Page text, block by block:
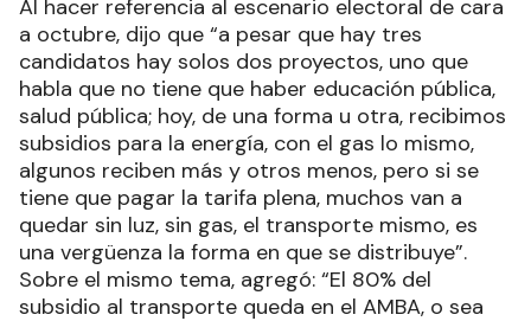
Al hacer referencia al escenario electoral de cara
a octubre, dijo que “a pesar que hay tres
candidatos hay solos dos proyectos, uno que
habla que no tiene que haber educación pública,
salud pública; hoy, de una forma u otra, recibimos
subsidios para la energía, con el gas lo mismo,
algunos reciben más y otros menos, pero si se
tiene que pagar la tarifa plena, muchos van a
quedar sin luz, sin gas, el transporte mismo, es
una vergüenza la forma en que se distribuye”.
Sobre el mismo tema, agregó: “El 80% del
subsidio al transporte queda en el AMBA, o sea